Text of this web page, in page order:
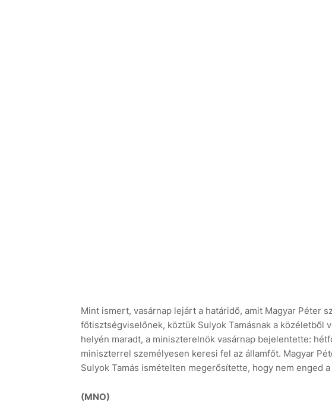
Mint ismert, vasárnap lejárt a határidő, amit Magyar Péter
főtisztségviselőnek, köztük Sulyok Tamásnak a közéletből
helyén maradt, a miniszterelnök vasárnap bejelentette:
miniszterrel személyesen keresi fel az államfőt. Magyar
Sulyok Tamás ismételten megerősítette, hogy nem enged
(MNO)